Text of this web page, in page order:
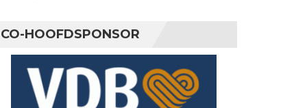
CO-HOOFDSPONSOR